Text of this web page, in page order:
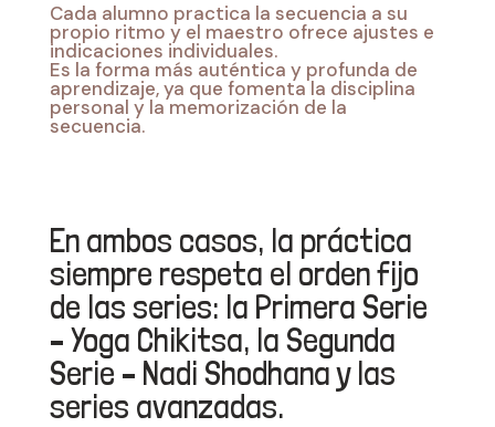
Cada alumno practica la secuencia a su
propio ritmo y el maestro ofrece ajustes e
indicaciones individuales.
Es la forma más auténtica y profunda de
aprendizaje, ya que fomenta la disciplina
personal y la memorización de la
secuencia.
En ambos casos, la práctica
siempre respeta el orden fijo
de las series: la Primera Serie
– Yoga Chikitsa, la Segunda
Serie – Nadi Shodhana y las
series avanzadas.